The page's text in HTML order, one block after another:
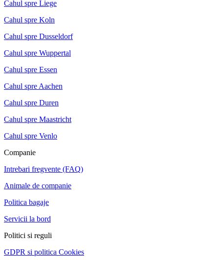
Cahul spre Liege
Cahul spre Koln
Cahul spre Dusseldorf
Cahul spre Wuppertal
Cahul spre Essen
Cahul spre Aachen
Cahul spre Duren
Cahul spre Maastricht
Cahul spre Venlo
Companie
Intrebari fregvente (FAQ)
Animale de companie
Politica bagaje
Servicii la bord
Politici si reguli
GDPR si politica Cookies